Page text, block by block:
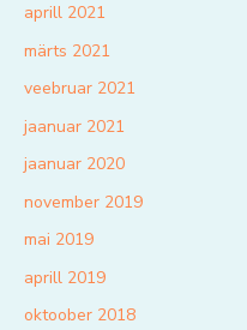
aprill 2021
märts 2021
veebruar 2021
jaanuar 2021
jaanuar 2020
november 2019
mai 2019
aprill 2019
oktoober 2018